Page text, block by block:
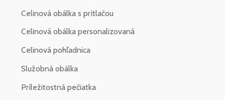
Celinová obálka s prítlačou
Celinová obálka personalizovaná
Celinová pohľadnica
Služobná obálka
Príležitostná pečiatka